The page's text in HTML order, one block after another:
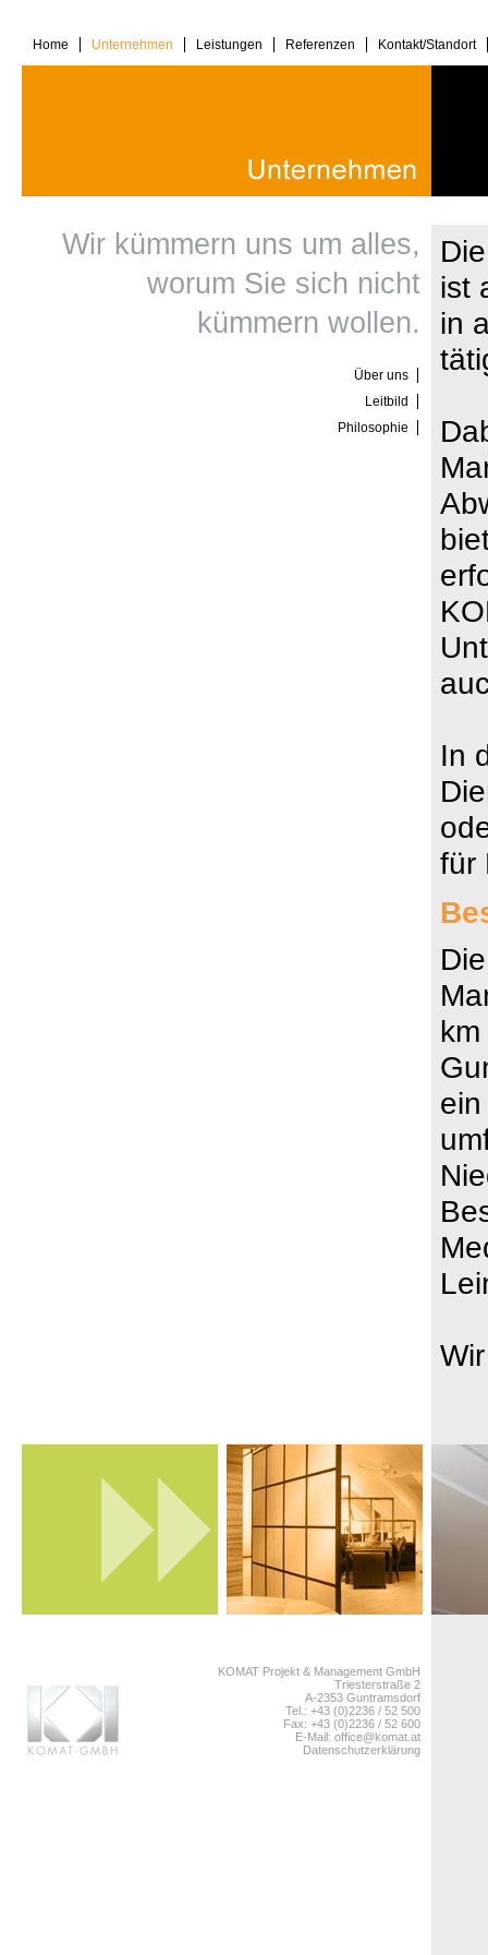
Home Unternehmen Leistungen Referenzen Kontakt/Standort
Über uns
Leitbild
Philosophie
Wir kümmern uns um alles,
worum Sie sich nicht
kümmern wollen.
ist
in
In
für
KOMAT Projekt & Management GmbH
Triesterstraße 2
A-2353 Guntramsdorf
Tel.: +43 (0)2236 / 52 500
Fax: +43 (0)2236 / 52 600
E-Mail: office@komat.at
Datenschutzerklärung